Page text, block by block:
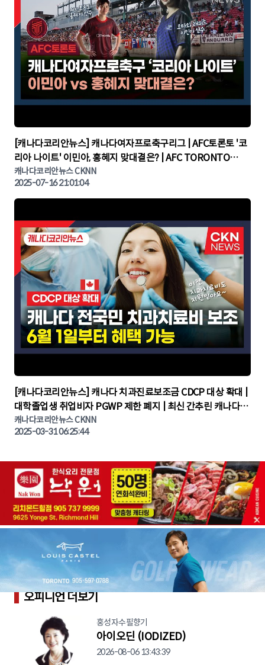
▶
[캐나다코리안뉴스] 캐나다여자프로축구리그 | AFC토론토 '코
리아 나이트' 이민아, 홍혜지 맞대결은? | AFC TORONTO
KOREA NIGHT | 캐나다뉴스 | 토론토뉴스
캐나다코리안뉴스 CKNN
2025-07-16 21:01:04
▶
[캐나다코리안뉴스] 캐나다 치과진료보조금 CDCP 대상 확대 |
대학졸업생 취업비자 PGWP 제한 폐지 | 최신 간추린 캐나다뉴
스 | CKNNEWS | 캐나다뉴스 | 토론토뉴스
캐나다코리안뉴스 CKNN
2025-03-31 06:25:44
오피니언 더보기
홍성자수필향기
아이오딘 (IODIZED)
2026-08-06 13:43:39